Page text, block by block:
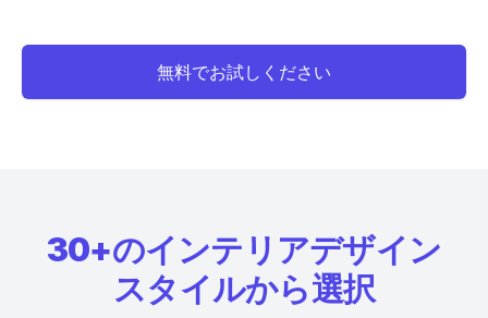
無料でお試しください
30+のインテリアデザイン
スタイルから選択